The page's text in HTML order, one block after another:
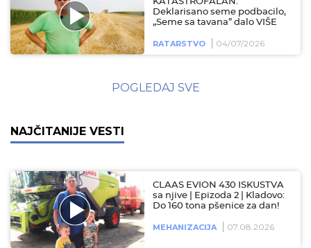
KATASTROFALAN:
Deklarisano seme podbacilo,
„Seme sa tavana” dalo VIŠE
RATARSTVO 04/07/2026
POGLEDAJ SVE
NAJČITANIJE VESTI
CLAAS EVION 430 ISKUSTVA
sa njive | Epizoda 2 | Kladovo:
Do 160 tona pšenice za dan!
MEHANIZACIJA 07.08.2026